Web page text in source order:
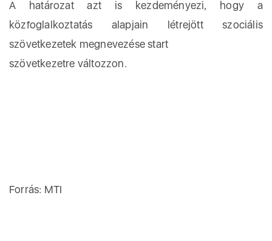
A határozat azt is kezdeményezi, hogy a
közfoglalkoztatás alapjain létrejött szociális
szövetkezetek megnevezése start
szövetkezetre változzon.
Forrás: MTI